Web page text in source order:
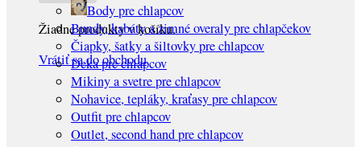
Žiadne produkty v košíku.
Vrátiť sa do obchodu
Body pre chlapcov
Bundy, kabáty a zimné overaly pre chlapčekov
Čiapky, šatky a šiltovky pre chlapcov
Deka pre chlapcov
Mikiny a svetre pre chlapcov
Nohavice, tepláky, kraťasy pre chlapcov
Outfit pre chlapcov
Outlet, second hand pre chlapcov